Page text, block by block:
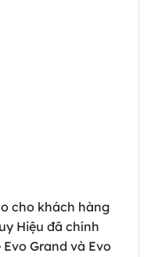
cho khách hàng
Hiệu đã chính
Grand và Evo